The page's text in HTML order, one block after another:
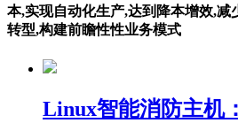
本,实现自动化生产,达到降本增效,减
转型,构建前瞻性性业务模式
Linux智能消防主机